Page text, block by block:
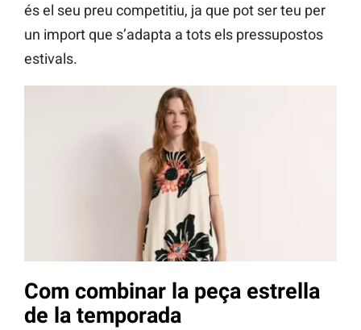
és el seu preu competitiu, ja que pot ser teu per
un import que s’adapta a tots els pressupostos
estivals.
Com combinar la peça estrella
de la temporada